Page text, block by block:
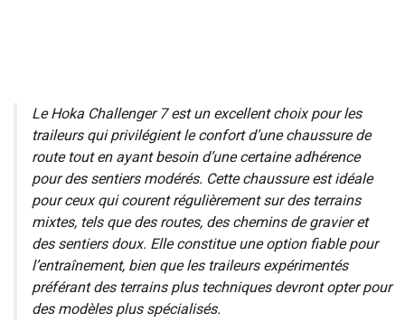
Le Hoka Challenger 7 est un excellent choix pour les
traileurs qui privilégient le confort d’une chaussure de
route tout en ayant besoin d’une certaine adhérence
pour des sentiers modérés. Cette chaussure est idéale
pour ceux qui courent régulièrement sur des terrains
mixtes, tels que des routes, des chemins de gravier et
des sentiers doux. Elle constitue une option fiable pour
l’entraînement, bien que les traileurs expérimentés
préférant des terrains plus techniques devront opter pour
des modèles plus spécialisés.